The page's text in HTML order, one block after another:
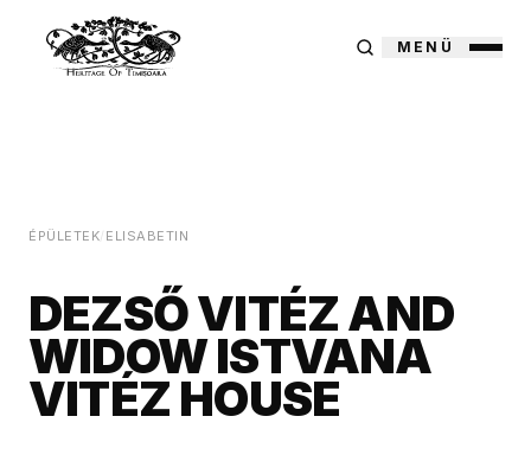
MENÜ
ÉPÜLETEK ELISABETIN
DEZSŐ VITÉZ AND
WIDOW ISTVANA
VITÉZ HOUSE